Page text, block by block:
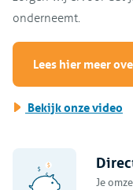
onderneemt.
Lees hier meer
Bekijk onze video
Je